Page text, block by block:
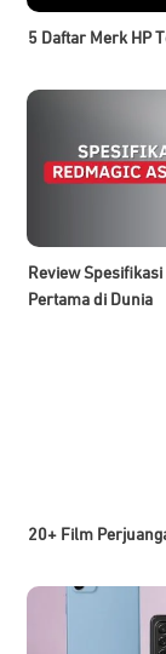
5 Daftar Merk HP
Review
Pertama di Dunia
20+ Film